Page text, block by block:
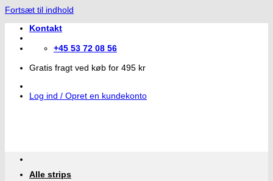
Fortsæt til indhold
Kontakt
+45 53 72 08 56
Gratis fragt ved køb for 495 kr
Log ind / Opret en kundekonto
Alle strips